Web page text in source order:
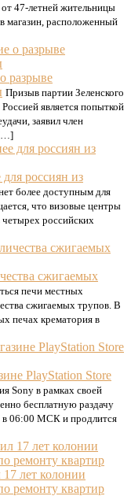
47-летней жительницы
магазин, расположенный
разрыве
Призыв партии Зеленского
является попыткой
заявил член
[…]
россиян из
более доступным для
что визовые центры
российских
сжигаемых
печи местных
сжигаемых трупов. В
печах крематория в
PlayStation Store
Sony в рамках своей
бесплатную раздачу
в 06:00 МСК и продлится
лет колонии
ремонту квартир